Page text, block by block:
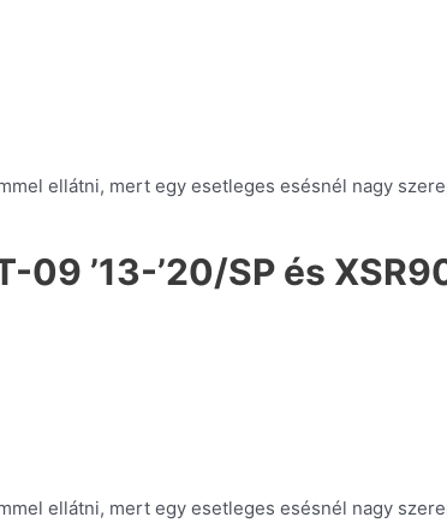
ellátni, mert egy esetleges esésnél nagy
’13-’20/SP és
ellátni, mert egy esetleges esésnél nagy